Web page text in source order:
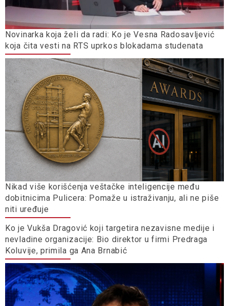
Novinarka koja želi da radi: Ko je Vesna Radosavljević
koja čita vesti na RTS uprkos blokadama studenata
Nikad više korišćenja veštačke inteligencije među
dobitnicima Pulicera: Pomaže u istraživanju, ali ne piše
niti uređuje
Ko je Vukša Dragović koji targetira nezavisne medije i
nevladine organizacije: Bio direktor u firmi Predraga
Koluvije, primila ga Ana Brnabić